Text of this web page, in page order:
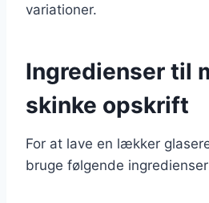
variationer.
Ingredienser til
skinke opskrift
For at lave en lækker
bruge følgende